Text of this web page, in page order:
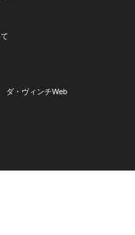
ダ・ヴィンチWeb